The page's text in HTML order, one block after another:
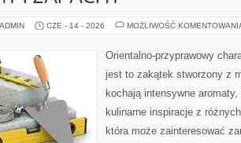
CZE - 14 - 2026 MOŻLIWOŚĆ
Orientalno-przyprawowy
jest to zakątek stworzony z
kochają intensywne
kulinarne inspiracje z
która może zainteresować